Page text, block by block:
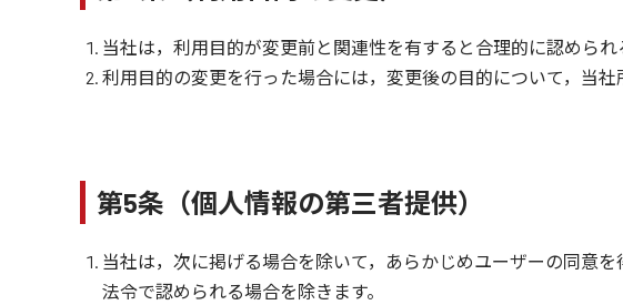
当社は，利用目的が変更前と関連性を有すると合理的に認めら
利用目的の変更を行った場合には，変更後の目的について，当
第5条（個人情報の第三者提供）
当社は，次に掲げる場合を除いて，あらかじめユーザーの同意
法令で認められる場合を除きます。